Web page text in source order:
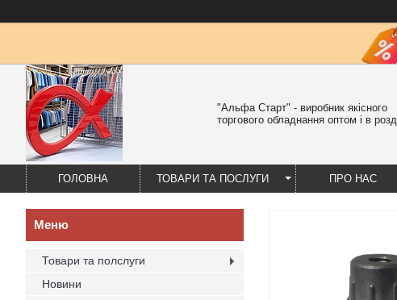
"Альфа Старт" - виробник якісного
торгового обладнання оптом і в
ГОЛОВНА ТОВАРИ ТА ПОСЛУГИ ПРО НАС
Товари та полслуги
Новини